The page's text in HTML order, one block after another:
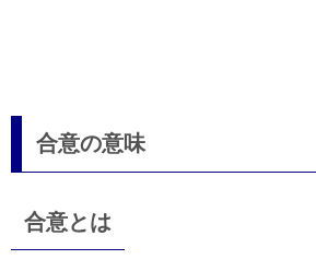
合意の意味
合意とは